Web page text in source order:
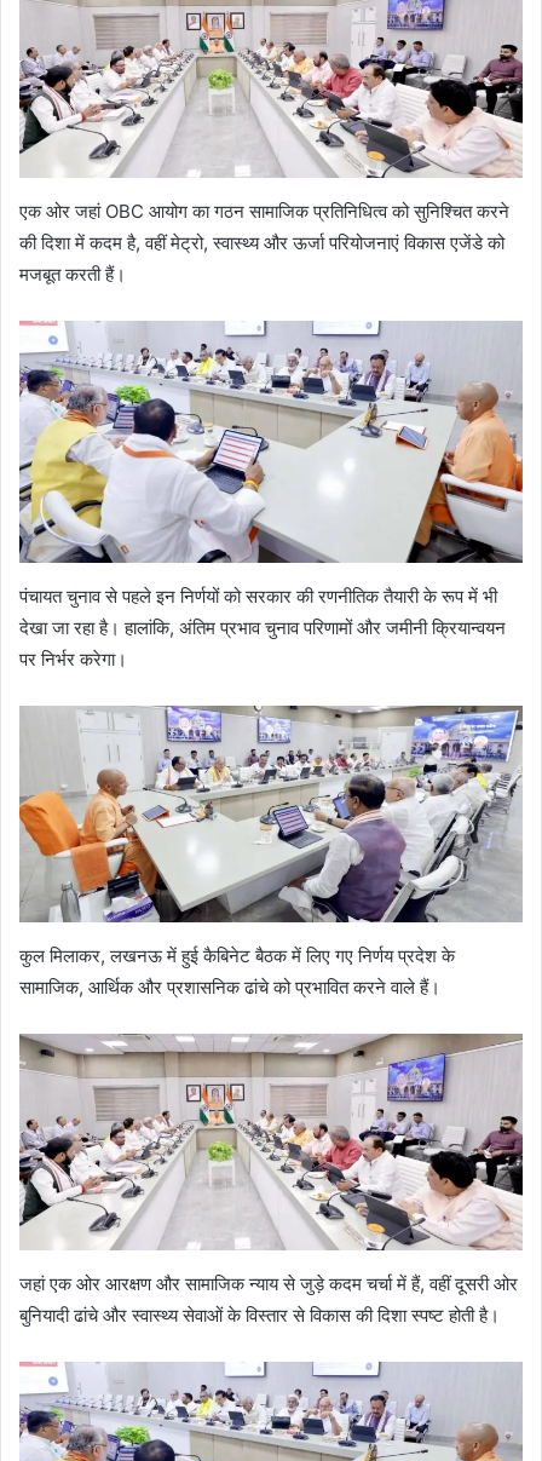
एक ओर जहां OBC आयोग का गठन सामाजिक प्रतिनिधित्व को सुनिश्चित करने
की दिशा में कदम है, वहीं मेट्रो, स्वास्थ्य और ऊर्जा परियोजनाएं विकास एजेंडे को
मजबूत करती हैं।
पंचायत चुनाव से पहले इन निर्णयों को सरकार की रणनीतिक तैयारी के रूप में भी
देखा जा रहा है। हालांकि, अंतिम प्रभाव चुनाव परिणामों और जमीनी क्रियान्वयन
पर निर्भर करेगा।
कुल मिलाकर, लखनऊ में हुई कैबिनेट बैठक में लिए गए निर्णय प्रदेश के
सामाजिक, आर्थिक और प्रशासनिक ढांचे को प्रभावित करने वाले हैं।
जहां एक ओर आरक्षण और सामाजिक न्याय से जुड़े कदम चर्चा में हैं, वहीं दूसरी ओर
बुनियादी ढांचे और स्वास्थ्य सेवाओं के विस्तार से विकास की दिशा स्पष्ट होती है।